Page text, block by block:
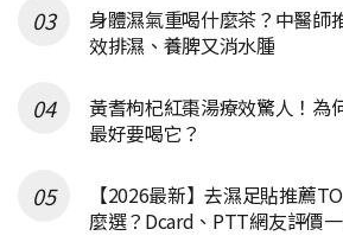
身體濕氣重喝什麼茶？中醫師
效排濕、養脾又消水腫
黃耆枸杞紅棗湯療效驚人！為
最好要喝它？
【2026最新】去濕足貼推薦
麼選？Dcard、PTT網友評價一